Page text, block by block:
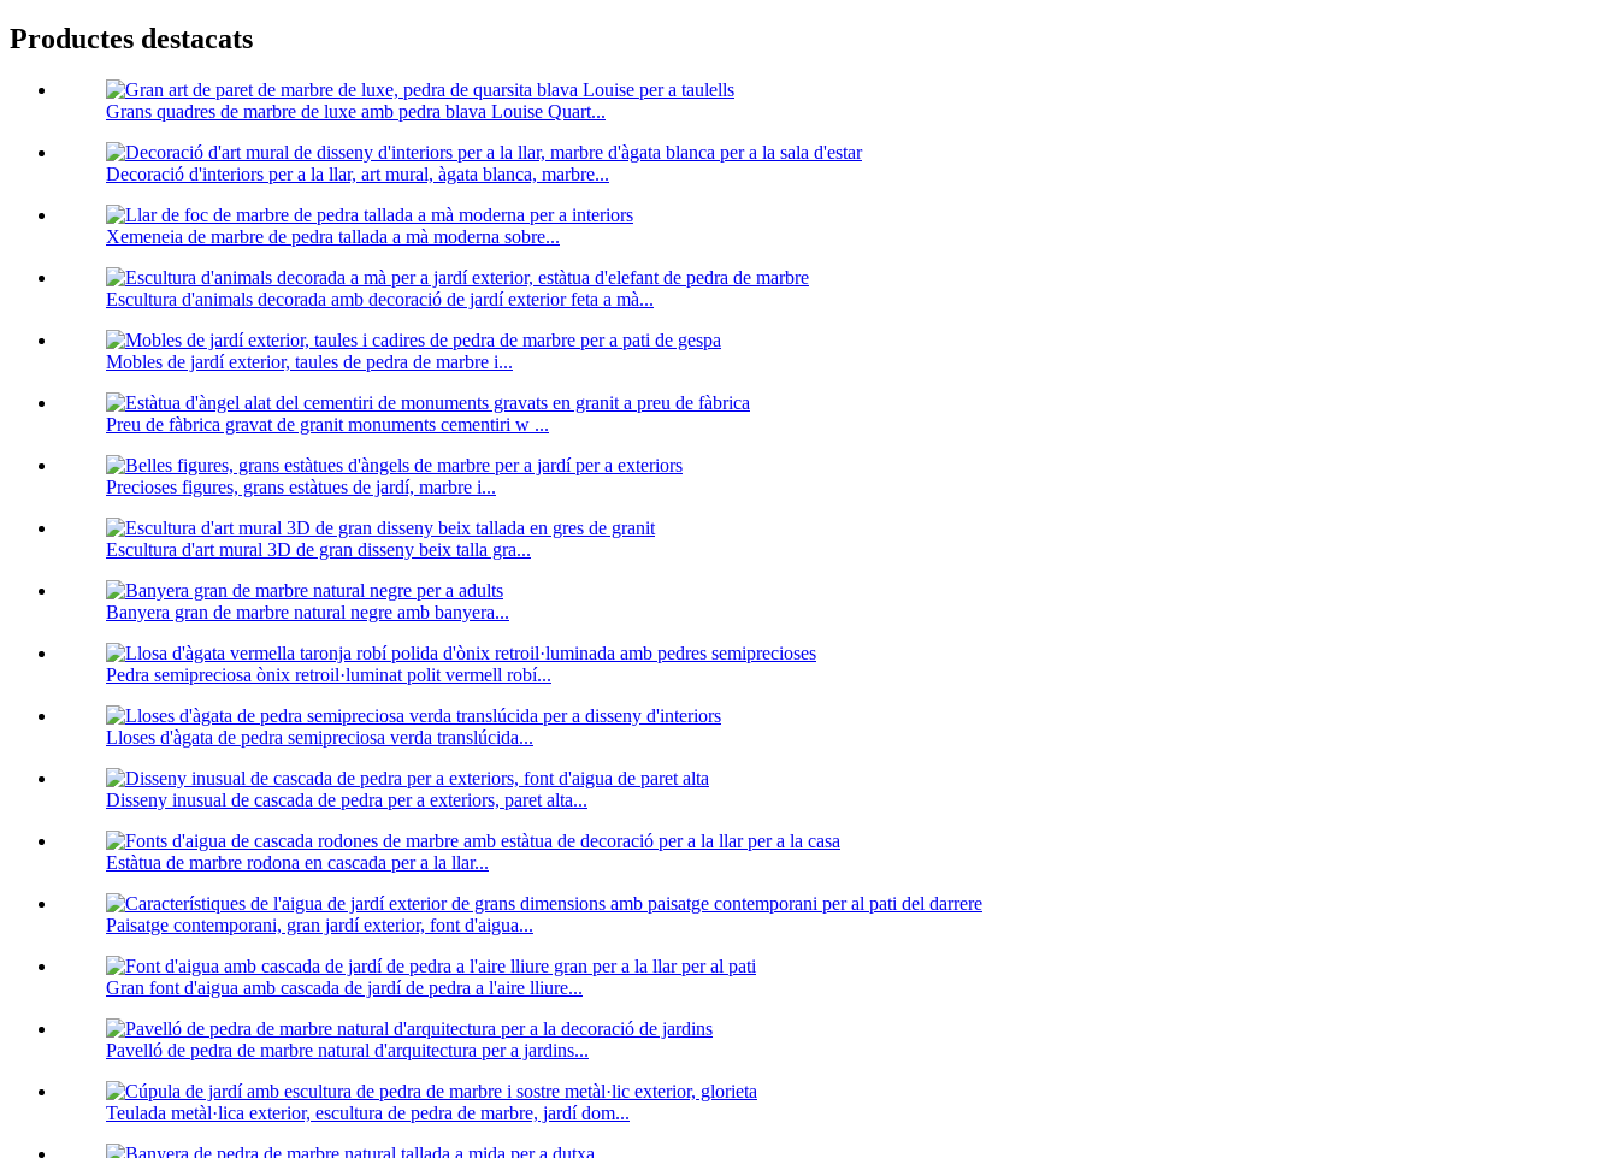
Productes destacats
Grans quadres de marbre de luxe amb pedra blava Louise Quart...
Decoració d'interiors per a la llar, art mural, àgata blanca, marbre...
Xemeneia de marbre de pedra tallada a mà moderna sobre...
Escultura d'animals decorada amb decoració de jardí exterior feta a mà...
Mobles de jardí exterior, taules de pedra de marbre i...
Preu de fàbrica gravat de granit monuments cementiri w ...
Precioses figures, grans estàtues de jardí, marbre i...
Escultura d'art mural 3D de gran disseny beix talla gra...
Banyera gran de marbre natural negre amb banyera...
Pedra semipreciosa ònix retroil·luminat polit vermell robí...
Lloses d'àgata de pedra semipreciosa verda translúcida...
Disseny inusual de cascada de pedra per a exteriors, paret alta...
Estàtua de marbre rodona en cascada per a la llar...
Paisatge contemporani, gran jardí exterior, font d'aigua...
Gran font d'aigua amb cascada de jardí de pedra a l'aire lliure...
Pavelló de pedra de marbre natural d'arquitectura per a jardins...
Teulada metàl·lica exterior, escultura de pedra de marbre, jardí dom...